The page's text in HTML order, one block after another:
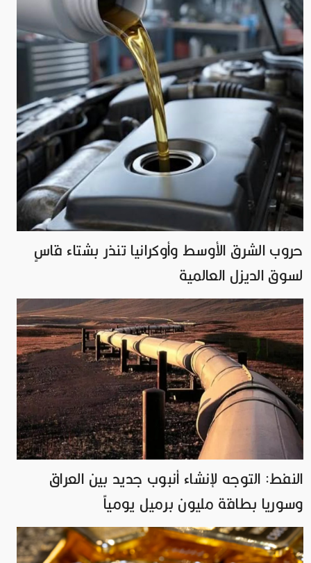
حروب الشرق الأوسط وأوكرانيا تنذر بشتاء قاسٍ
لسوق الديزل العالمية
النفط: التوجه لإنشاء أنبوب جديد بين العراق
وسوريا بطاقة مليون برميل يومياً